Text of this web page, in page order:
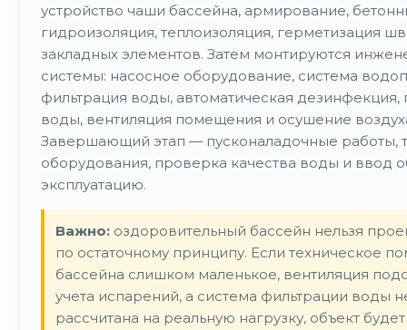
устройство чаши бассейна, армирование,
гидроизоляция, теплоизоляция, герметизация
закладных элементов. Затем монтируются
системы: насосное оборудование, система
фильтрация воды, автоматическая дезинфекция,
воды, вентиляция помещения и осушение
Завершающий этап — пусконаладочные работы,
оборудования, проверка качества воды и ввод
эксплуатацию.
Важно: оздоровительный бассейн нельзя
по остаточному принципу. Если техническое
бассейна слишком маленькое, вентиляция
учета испарений, а система фильтрации воды
рассчитана на реальную нагрузку, объект